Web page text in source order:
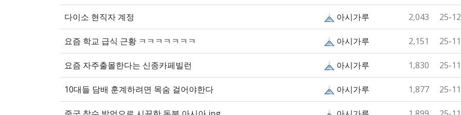
다이소 현직자 계정 아시가루 2,043 25-
요즘 학교 급식 근황 ㅋㅋㅋㅋㅋㅋㅋ 아시가루 2,151 25-
요즘 자주출몰한다는 신종카페빌런 아시가루 1,830 25-
10대들 담배 훈계하려면 목숨 걸어야한다 아시가루 1,877 25-